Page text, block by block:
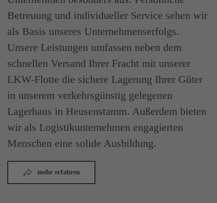
Betreuung und individueller Service sehen wir
als Basis unseres Unternehmenserfolgs.
Unsere Leistungen umfassen neben dem
schnellen Versand Ihrer Fracht mit unserer
LKW-Flotte die sichere Lagerung Ihrer Güter
in unserem verkehrsgünstig gelegenen
Lagerhaus in Heusenstamm. Außerdem bieten
wir als Logistikunternehmen engagierten
Menschen eine solide Ausbildung.
mehr erfahren